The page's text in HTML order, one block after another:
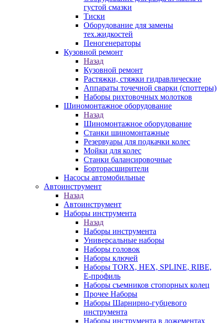
густой смазки
Тиски
Оборудование для замены
тех.жидкостей
Пеногенераторы
Кузовной ремонт
Назад
Кузовной ремонт
Растяжки, стяжки гидравлические
Аппараты точечной сварки (споттеры)
Наборы рихтовочных молотков
Шиномонтажное оборудование
Назад
Шиномонтажное оборудование
Станки шиномонтажные
Резервуары для подкачки колес
Мойки для колес
Станки балансировочные
Борторасширители
Насосы автомобильные
Автоинструмент
Назад
Автоинструмент
Наборы инструмента
Назад
Наборы инструмента
Универсальные наборы
Наборы головок
Наборы ключей
Наборы TORX, HEX, SPLINE, RIBE,
E-профиль
Наборы съемников стопорных колец
Прочее Наборы
Наборы Шарнирно-губцевого
инструмента
Наборы инструмента в ложементах